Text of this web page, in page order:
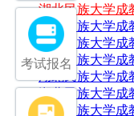
湖北民族大学成
湖北民族大学成
湖北民族大学成
湖北民族大学成
湖北民族大学
湖北民族大学成
湖北民族大学成
考试报名